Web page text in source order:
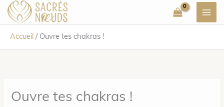
Aller
contenu
Accueil / Ouvre tes chakras !
Ouvre tes chakras !